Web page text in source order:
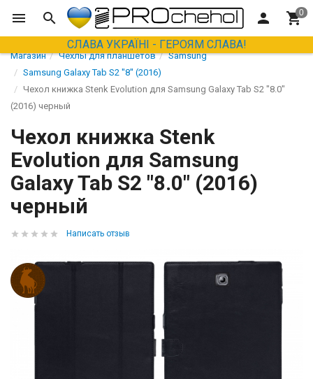
СЛАВА УКРАЇНІ - ГЕРОЯМ СЛАВА!
Магазин Чехлы для планшетов
Samsung
Samsung Galaxy Tab S2 ''8'' (2016)
Чехол книжка Stenk Evolution для Samsung Galaxy Tab S2 "8.0"
(2016) черный
Чехол книжка Stenk
Evolution для Samsung
Galaxy Tab S2 "8.0" (2016)
черный
Написать отзыв